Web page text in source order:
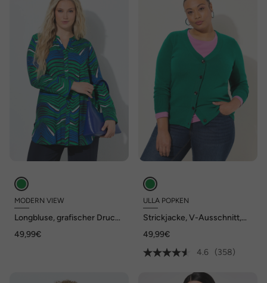
MODERN VIEW
Longbluse, grafischer Druck,
49,99€
ULLA POPKEN
Strickjacke, V-Ausschnitt,
49,99€
4.6
(358)